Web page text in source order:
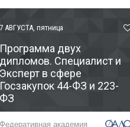
7 АВГУСТА, пятница
Программа двух
дипломов. Специалист и
Эксперт в сфере
Госзакупок 44-ФЗ и 223-
ФЗ
Федеративная академия